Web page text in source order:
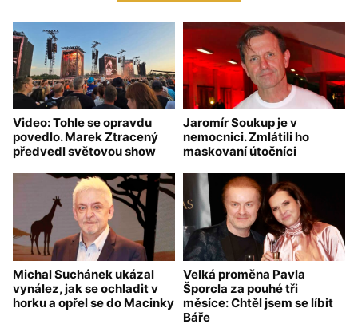
Video: Tohle se opravdu
povedlo. Marek Ztracený
předvedl světovou show
Jaromír Soukup je v
nemocnici. Zmlátili ho
maskovaní útočníci
Michal Suchánek ukázal
vynález, jak se ochladit v
horku a opřel se do Macinky
Velká proměna Pavla
Šporcla za pouhé tři
měsíce: Chtěl jsem se líbit
Báře